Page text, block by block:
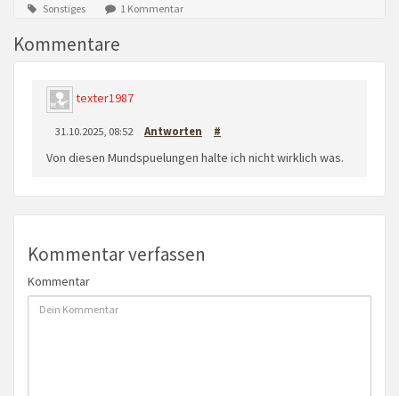
Sonstiges 1 Kommentar
Kommentare
texter1987
31.10.2025, 08:52 Antworten #
Von diesen Mundspuelungen halte ich nicht wirklich was.
Kommentar verfassen
Kommentar